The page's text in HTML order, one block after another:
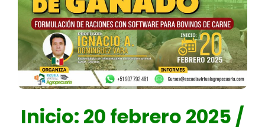
Inicio: 20 febrero 2025 /